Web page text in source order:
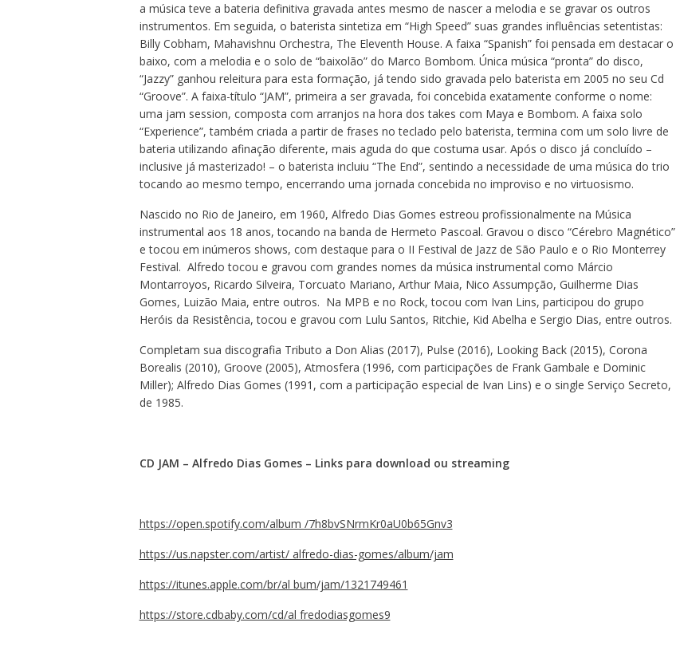
a música teve a bateria definitiva gravada antes mesmo de nascer a melodia e se gravar os outros
instrumentos. Em seguida, o baterista sintetiza em “High Speed” suas grandes influências setentistas:
Billy Cobham, Mahavishnu Orchestra, The Eleventh House. A faixa “Spanish” foi pensada em destacar o
baixo, com a melodia e o solo de “baixolão” do Marco Bombom. Única música “pronta” do disco,
“Jazzy” ganhou releitura para esta formação, já tendo sido gravada pelo baterista em 2005 no seu Cd
“Groove”. A faixa-título “JAM”, primeira a ser gravada, foi concebida exatamente conforme o nome:
uma jam session, composta com arranjos na hora dos takes com Maya e Bombom. A faixa solo
“Experience”, também criada a partir de frases no teclado pelo baterista, termina com um solo livre de
bateria utilizando afinação diferente, mais aguda do que costuma usar. Após o disco já concluído –
inclusive já masterizado! – o baterista incluiu “The End”, sentindo a necessidade de uma música do trio
tocando ao mesmo tempo, encerrando uma jornada concebida no improviso e no virtuosismo.
Nascido no Rio de Janeiro, em 1960, Alfredo Dias Gomes estreou profissionalmente na Música
instrumental aos 18 anos, tocando na banda de Hermeto Pascoal. Gravou o disco “Cérebro Magnético”
e tocou em inúmeros shows, com destaque para o II Festival de Jazz de São Paulo e o Rio Monterrey
Festival. Alfredo tocou e gravou com grandes nomes da música instrumental como Márcio
Montarroyos, Ricardo Silveira, Torcuato Mariano, Arthur Maia, Nico Assumpção, Guilherme Dias
Gomes, Luizão Maia, entre outros. Na MPB e no Rock, tocou com Ivan Lins, participou do grupo
Heróis da Resistência, tocou e gravou com Lulu Santos, Ritchie, Kid Abelha e Sergio Dias, entre outros.
Completam sua discografia Tributo a Don Alias (2017), Pulse (2016), Looking Back (2015), Corona
Borealis (2010), Groove (2005), Atmosfera (1996, com participações de Frank Gambale e Dominic
Miller); Alfredo Dias Gomes (1991, com a participação especial de Ivan Lins) e o single Serviço Secreto,
de 1985.
CD JAM – Alfredo Dias Gomes – Links para download ou streaming
https://open.spotify.com/album /7h8bvSNrmKr0aU0b65Gnv3
https://us.napster.com/artist/ alfredo-dias-gomes/album/jam
https://itunes.apple.com/br/al bum/jam/1321749461
https://store.cdbaby.com/cd/al fredodiasgomes9